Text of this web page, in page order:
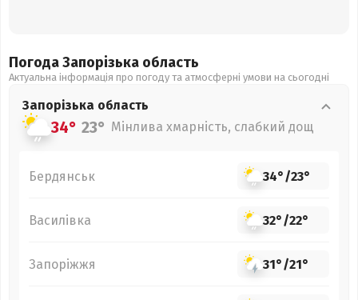
Погода Запорізька область
Актуальна інформація про погоду та атмосферні умови на сьогодні
Запорізька область
34° 23° Мінлива хмарність, слабкий дощ
Бердянськ 34°/23°
Василівка 32°/22°
Запоріжжя 31°/21°